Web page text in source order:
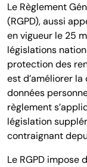
Le Règlement
(RGPD), aussi
en vigueur le 25
législations
protection des
est d’améliorer
données
règlement
législation
contraignant
Le RGPD